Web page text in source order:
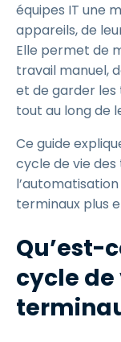
équipes IT une
appareils, de
Elle permet de
travail manuel,
et de garder
tout au long de
Ce guide
cycle de vie
terminaux plus
Qu’est-
cycle de